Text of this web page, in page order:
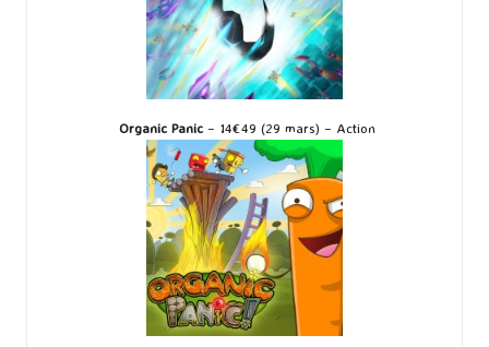
Organic Panic – 14€49 (29 mars) – Action